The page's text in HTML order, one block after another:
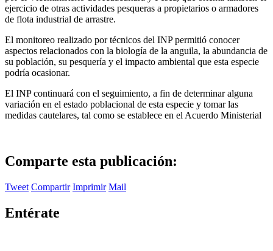
ejercicio de otras actividades pesqueras a propietarios o armadores
de flota industrial de arrastre.
El monitoreo realizado por técnicos del INP permitió conocer
aspectos relacionados con la biología de la anguila, la abundancia de
su población, su pesquería y el impacto ambiental que esta especie
podría ocasionar.
El INP continuará con el seguimiento, a fin de determinar alguna
variación en el estado poblacional de esta especie y tomar las
medidas cautelares, tal como se establece en el Acuerdo Ministerial
Comparte esta publicación:
Tweet Compartir Imprimir Mail
Entérate